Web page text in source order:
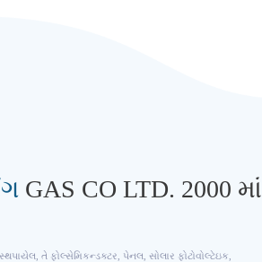
GAS CO LTD. 2000 માં
તે ફોલ્સેમિકન્ડક્ટર, પેનલ, સોલાર ફોટોવોલ્ટેઇક,